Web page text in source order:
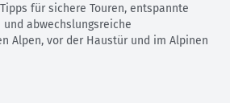
für sichere Touren, entspannte
abwechslungsreiche
Alpen, vor der Haustür und im Alpinen